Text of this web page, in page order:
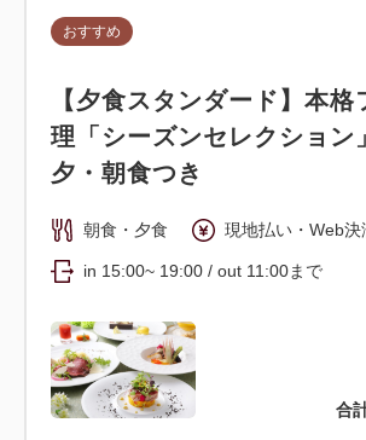
３２型液晶テレビ／冷蔵庫／湯沸し
バスタオル／フェイスタオル／ハン
プー／リンス／ボディソープ
2F・3F大浴場前にご用意しておりま
歯ブラシ／歯みがき粉／スキンケア
アゴム／コーム／櫛／カミソリ／ボ
※カミソリ、シャワーキャップ、ブ
セット（綿棒・コットン）は、大浴
合
おすすめ
【夕食スタンダード】本
理「シーズンセレクショ
夕・朝食つき
朝食・夕食 現地払い・Web決
in 15:00~ 19:00 / out 11:00まで